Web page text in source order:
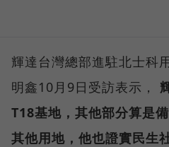
輝達台灣總部進駐北士科
明鑫10月9日受訪表示，
T18基地，其他部分算是
其他用地，他也證實民生